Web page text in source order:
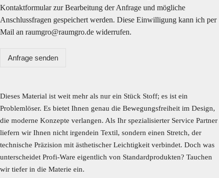
Kontaktformular zur Bearbeitung der Anfrage und mögliche
Anschlussfragen gespeichert werden. Diese Einwilligung kann ich per
Mail an raumgro@raumgro.de widerrufen.
Anfrage senden
Dieses Material ist weit mehr als nur ein Stück Stoff; es ist ein
Problemlöser. Es bietet Ihnen genau die Bewegungsfreiheit im Design,
die moderne Konzepte verlangen. Als Ihr spezialisierter Service Partner
liefern wir Ihnen nicht irgendein Textil, sondern einen Stretch, der
technische Präzision mit ästhetischer Leichtigkeit verbindet. Doch was
unterscheidet Profi-Ware eigentlich von Standardprodukten? Tauchen
wir tiefer in die Materie ein.